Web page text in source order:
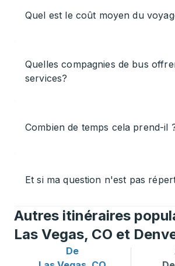
Quel est le coût moyen du
Quelles compagnies de bus
services?
Combien de temps cela prend-il
Et si ma question n'est pas
Autres itinéraires
Las Vegas, CO et
De